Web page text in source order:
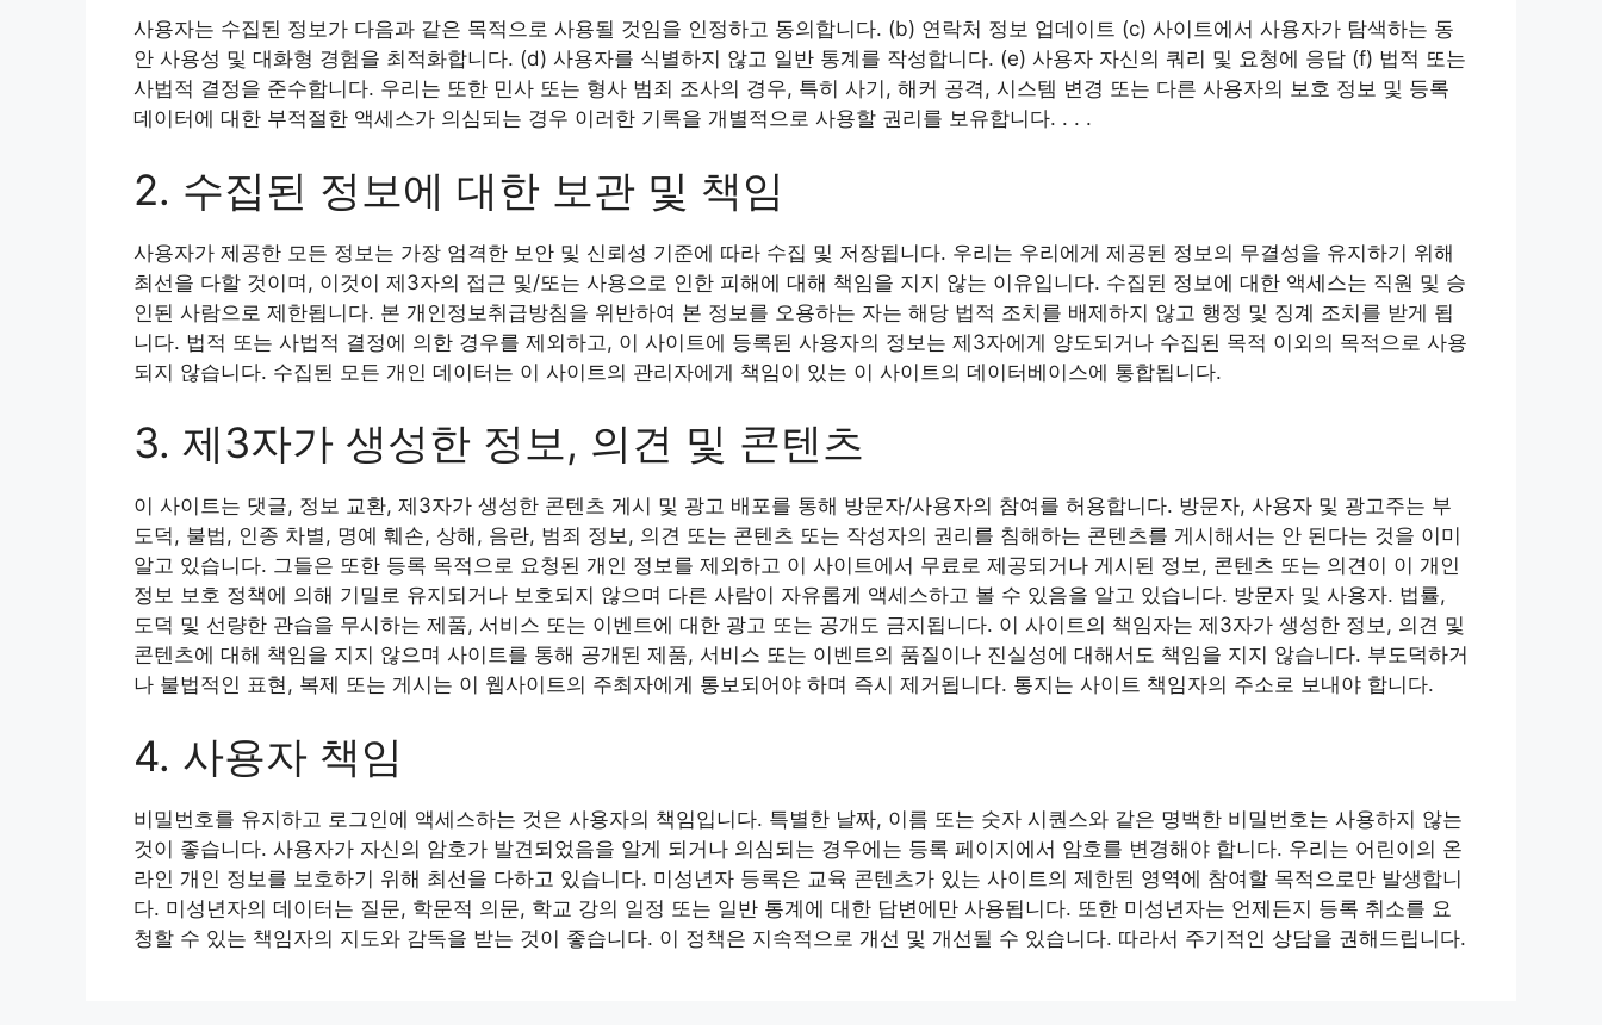
사용자는 수집된 정보가 다음과 같은 목적으로 사용될 것임을 인정하고 동의합니다. (b) 연락처 정보 업데이트 (c) 사이트에서 사용자가 탐색하는 동
안 사용성 및 대화형 경험을 최적화합니다. (d) 사용자를 식별하지 않고 일반 통계를 작성합니다. (e) 사용자 자신의 쿼리 및 요청에 응답 (f) 법적 또는
사법적 결정을 준수합니다. 우리는 또한 민사 또는 형사 범죄 조사의 경우, 특히 사기, 해커 공격, 시스템 변경 또는 다른 사용자의 보호 정보 및 등록
데이터에 대한 부적절한 액세스가 의심되는 경우 이러한 기록을 개별적으로 사용할 권리를 보유합니다. . . .
2. 수집된 정보에 대한 보관 및 책임
사용자가 제공한 모든 정보는 가장 엄격한 보안 및 신뢰성 기준에 따라 수집 및 저장됩니다. 우리는 우리에게 제공된 정보의 무결성을 유지하기 위해
최선을 다할 것이며, 이것이 제3자의 접근 및/또는 사용으로 인한 피해에 대해 책임을 지지 않는 이유입니다. 수집된 정보에 대한 액세스는 직원 및 승
인된 사람으로 제한됩니다. 본 개인정보취급방침을 위반하여 본 정보를 오용하는 자는 해당 법적 조치를 배제하지 않고 행정 및 징계 조치를 받게 됩
니다. 법적 또는 사법적 결정에 의한 경우를 제외하고, 이 사이트에 등록된 사용자의 정보는 제3자에게 양도되거나 수집된 목적 이외의 목적으로 사용
되지 않습니다. 수집된 모든 개인 데이터는 이 사이트의 관리자에게 책임이 있는 이 사이트의 데이터베이스에 통합됩니다.
3. 제3자가 생성한 정보, 의견 및 콘텐츠
이 사이트는 댓글, 정보 교환, 제3자가 생성한 콘텐츠 게시 및 광고 배포를 통해 방문자/사용자의 참여를 허용합니다. 방문자, 사용자 및 광고주는 부
도덕, 불법, 인종 차별, 명예 훼손, 상해, 음란, 범죄 정보, 의견 또는 콘텐츠 또는 작성자의 권리를 침해하는 콘텐츠를 게시해서는 안 된다는 것을 이미
알고 있습니다. 그들은 또한 등록 목적으로 요청된 개인 정보를 제외하고 이 사이트에서 무료로 제공되거나 게시된 정보, 콘텐츠 또는 의견이 이 개인
정보 보호 정책에 의해 기밀로 유지되거나 보호되지 않으며 다른 사람이 자유롭게 액세스하고 볼 수 있음을 알고 있습니다. 방문자 및 사용자. 법률,
도덕 및 선량한 관습을 무시하는 제품, 서비스 또는 이벤트에 대한 광고 또는 공개도 금지됩니다. 이 사이트의 책임자는 제3자가 생성한 정보, 의견 및
콘텐츠에 대해 책임을 지지 않으며 사이트를 통해 공개된 제품, 서비스 또는 이벤트의 품질이나 진실성에 대해서도 책임을 지지 않습니다. 부도덕하거
나 불법적인 표현, 복제 또는 게시는 이 웹사이트의 주최자에게 통보되어야 하며 즉시 제거됩니다. 통지는 사이트 책임자의 주소로 보내야 합니다.
4. 사용자 책임
비밀번호를 유지하고 로그인에 액세스하는 것은 사용자의 책임입니다. 특별한 날짜, 이름 또는 숫자 시퀀스와 같은 명백한 비밀번호는 사용하지 않는
것이 좋습니다. 사용자가 자신의 암호가 발견되었음을 알게 되거나 의심되는 경우에는 등록 페이지에서 암호를 변경해야 합니다. 우리는 어린이의 온
라인 개인 정보를 보호하기 위해 최선을 다하고 있습니다. 미성년자 등록은 교육 콘텐츠가 있는 사이트의 제한된 영역에 참여할 목적으로만 발생합니
다. 미성년자의 데이터는 질문, 학문적 의문, 학교 강의 일정 또는 일반 통계에 대한 답변에만 사용됩니다. 또한 미성년자는 언제든지 등록 취소를 요
청할 수 있는 책임자의 지도와 감독을 받는 것이 좋습니다. 이 정책은 지속적으로 개선 및 개선될 수 있습니다. 따라서 주기적인 상담을 권해드립니다.